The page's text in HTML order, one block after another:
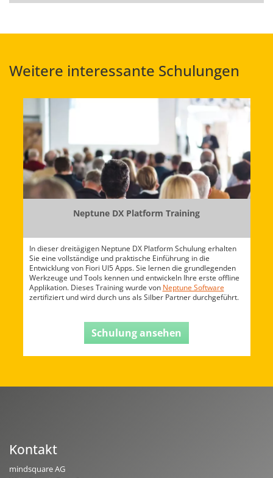
Weitere interessante Schulungen
Neptune DX Platform Training
In dieser dreitägigen Neptune DX Platform Schulung erhalten
Sie eine vollständige und praktische Einführung in die
Entwicklung von Fiori UI5 Apps. Sie lernen die grundlegenden
Werkzeuge und Tools kennen und entwickeln Ihre erste offline
Applikation. Dieses Training wurde von Neptune Software
zertifiziert und wird durch uns als Silber Partner durchgeführt.
Schulung ansehen
Kontakt
mindsquare AG